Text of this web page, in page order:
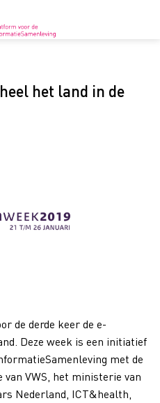
het land in de
de derde keer de e-
Deze week is een initiatief
met de
VWS, het ministerie van
Nederland, ICT&health,